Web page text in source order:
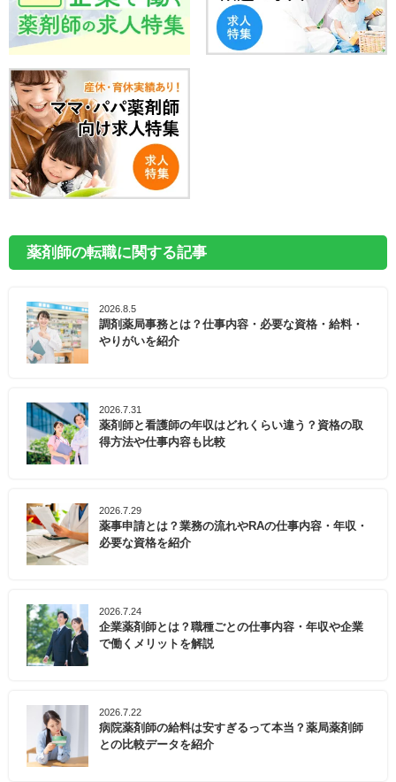
薬剤師の転職に関する記事
2026.8.5
調剤薬局事務とは？仕事内容・必要な資格・給料・
やりがいを紹介
2026.7.31
薬剤師と看護師の年収はどれくらい違う？資格の取
得方法や仕事内容も比較
2026.7.29
薬事申請とは？業務の流れやRAの仕事内容・年収・
必要な資格を紹介
2026.7.24
企業薬剤師とは？職種ごとの仕事内容・年収や企業
で働くメリットを解説
2026.7.22
病院薬剤師の給料は安すぎるって本当？薬局薬剤師
との比較データを紹介